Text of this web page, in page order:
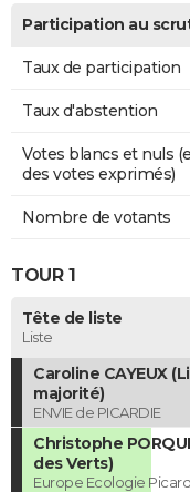
Participation au
Taux de participation
Taux d'abstention
Votes blancs et nuls
des votes exprimés)
Nombre de votants
TOUR 1
Tête de liste
Liste
Caroline CAYEUX
majorité)
ENVIE de PICARDIE
Christophe
des Verts)
Europe Ecologie